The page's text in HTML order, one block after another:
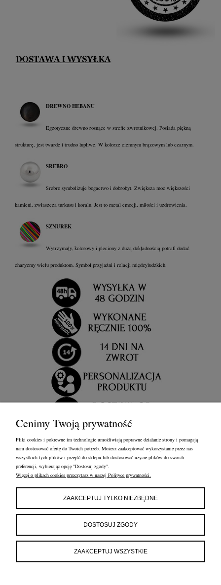
DREWNO HEBANU
Egzotyczne drewno rosnące w strefie zwrotnikowej. Posiada piękną
strukturę, jest twarde i trudno łupliwe. W kolorze ciemnym brązowym lub czarnym.
SREBRO
Srebro symbolizuje bogactwo i dobrobyt. Zwiększa moc większości
kamieni, zwłaszcza turkusu i koralu. Jest to metal emocji, miłości i uzdrowienia.
SZNUREK
Wytrzymały, kolorowy i pleciony z dużą dokładnością potrafi dodać
charyzmy wielu produktom. Symbol przyjaźni i relacji międzyludzkich.
OBSŁUGA KLIENTA FRANCOW JEWELRY
FRANCOW JEWELRY
ul. Kossaka 4/8, 49-200 Grodków
tel:660596974
e-mail:shop@francow.com
NIP: 7471775402
Cenimy Twoją prywatność
Pliki cookies i pokrewne im technologie umożliwiają poprawne działanie strony i pomagają
nam dostosować ofertę do Twoich potrzeb. Możesz zaakceptować wykorzystanie przez nas
wszystkich tych plików i przejść do sklepu lub dostosować użycie plików do swoich
preferencji, wybierając opcję "Dostosuj zgody".
Więcej o plikach cookies przeczytasz w naszej Polityce prywatności.
ZAAKCEPTUJ TYLKO NIEZBĘDNE
DOSTOSUJ ZGODY
ZAAKCEPTUJ WSZYSTKIE